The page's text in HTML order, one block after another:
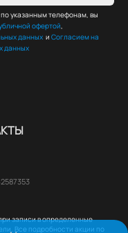
указанным телефонам, вы
офертой,
данных и Согласием на
данных
записи в определенные
Все подробности акции по